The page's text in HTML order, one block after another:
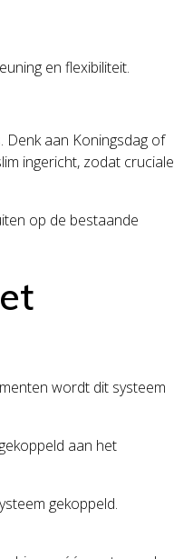
en flexibiliteit.
aan Koningsdag of
ingericht, zodat cruciale
op de bestaande
wordt dit systeem
aan het
gekoppeld.